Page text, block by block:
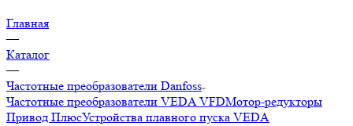
Главная
—
Каталог
—
Частотные преобразователи Danfoss
Частотные преобразователи VEDA VFDМотор-редукторы
Привод ПлюсУстройства плавного пуска VEDA